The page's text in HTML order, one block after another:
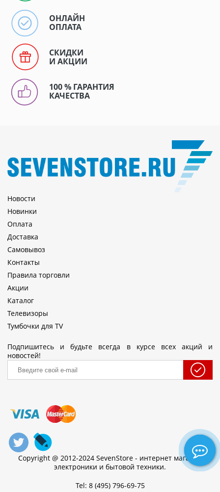
ОНЛАЙН
ОПЛАТА
СКИДКИ
И АКЦИИ
100 % ГАРАНТИЯ
КАЧЕСТВА
Новости
Новинки
Оплата
Доставка
Самовывоз
Контакты
Правила торговли
Акции
Каталог
Телевизоры
Тумбочки для TV
Подпишитесь и будьте всегда в курсе всех акций и
новостей!
Copyright @ 2012-2024 SevenStore - интернет магазин
электроники и бытовой техники.
Tel: 8 (495) 796-69-75